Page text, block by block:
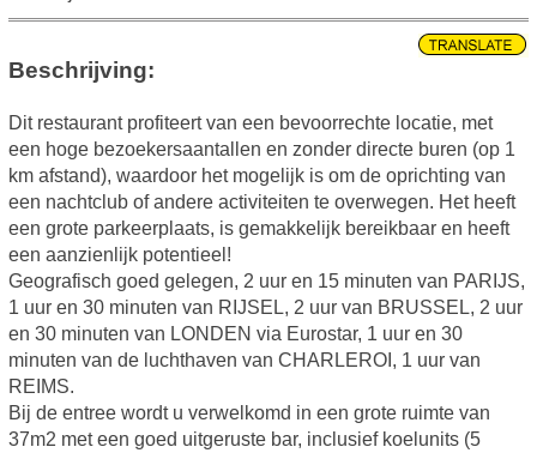
Beschrijving:
Dit restaurant profiteert van een bevoorrechte locatie, met
een hoge bezoekersaantallen en zonder directe buren (op 1
km afstand), waardoor het mogelijk is om de oprichting van
een nachtclub of andere activiteiten te overwegen. Het heeft
een grote parkeerplaats, is gemakkelijk bereikbaar en heeft
een aanzienlijk potentieel!
Geografisch goed gelegen, 2 uur en 15 minuten van PARIJS,
1 uur en 30 minuten van RIJSEL, 2 uur van BRUSSEL, 2 uur
en 30 minuten van LONDEN via Eurostar, 1 uur en 30
minuten van de luchthaven van CHARLEROI, 1 uur van
REIMS.
Bij de entree wordt u verwelkomd in een grote ruimte van
37m2 met een goed uitgeruste bar, inclusief koelunits (5